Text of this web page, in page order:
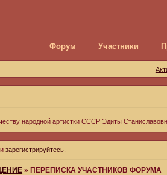
Форум Участники
народной артистки СССР Эдиты
зарегистрируйтесь.
»ПЕРЕПИСКА УЧАСТНИКОВ ФОРУМА